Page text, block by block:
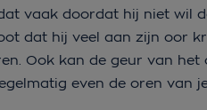
vaak doordat hij niet wil
dat hij veel aan zijn oor
Ook kan de geur van
even de oren van